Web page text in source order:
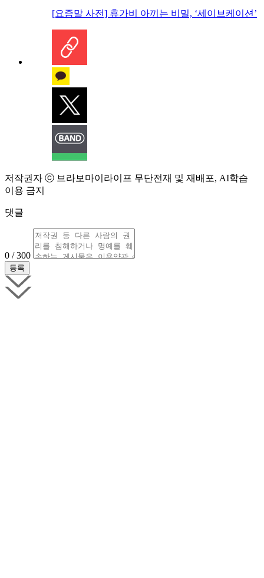
[요즘말 사전] 휴가비 아끼는 비밀, ‘세이브케이션’
저작권자 ⓒ 브라보마이라이프 무단전재 및 재배포, AI학습
이용 금지
댓글
0 / 300